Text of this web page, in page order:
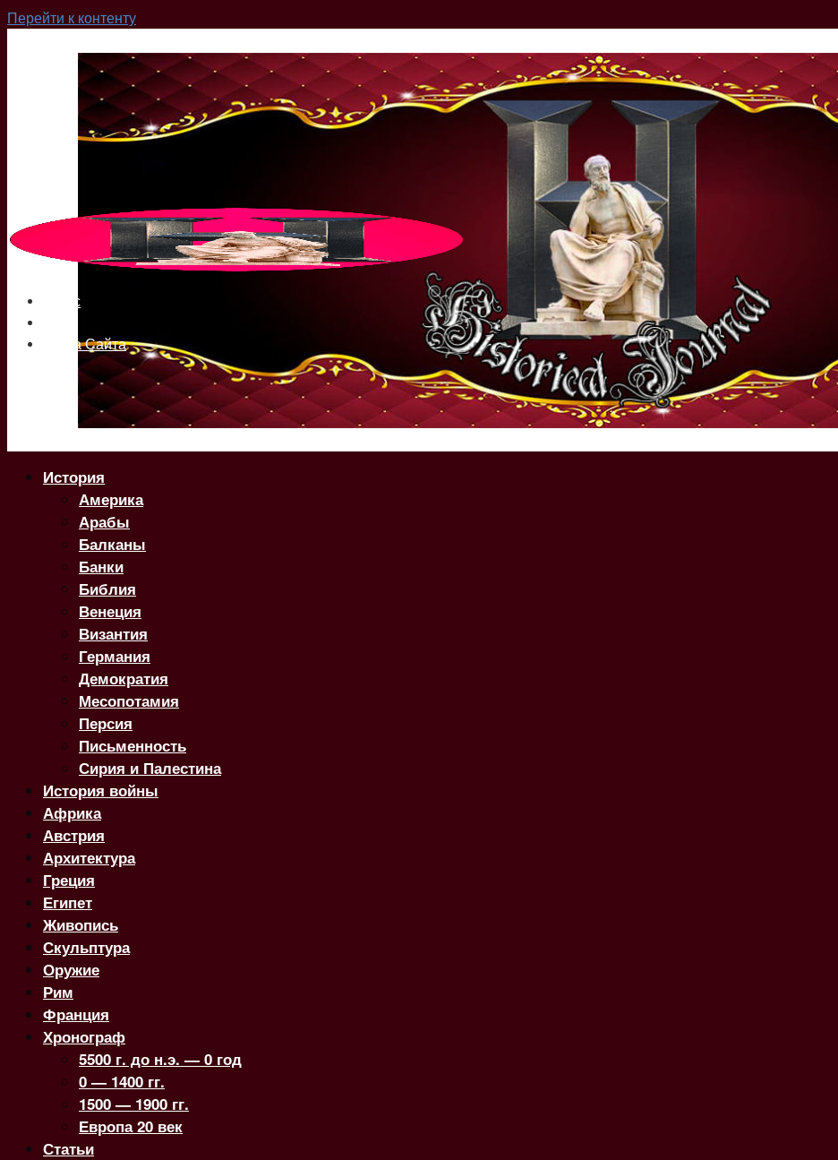
Перейти к контенту
О нас
Карта Сайта
История
Америка
Арабы
Балканы
Банки
Библия
Венеция
Византия
Германия
Демократия
Месопотамия
Персия
Письменность
Сирия и Палестина
История войны
Африка
Австрия
Архитектура
Греция
Египет
Живопись
Скульптура
Оружие
Рим
Франция
Хронограф
5500 г. до н.э. — 0 год
0 — 1400 гг.
1500 — 1900 гг.
Европа 20 век
Статьи